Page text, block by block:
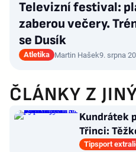
Televizní festival:
zaberou večery.
se Dusík
Atletika Martin Hašek9. srpna
ČLÁNKY Z
Kundrátek
Třinci:
věcmi
Tipsport